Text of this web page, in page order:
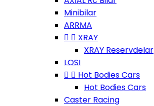
Minibilar
ARRMA
  XRAY
XRAY Reservdelar
LOSI
  Hot Bodies Cars
Hot Bodies Cars
Caster Racing